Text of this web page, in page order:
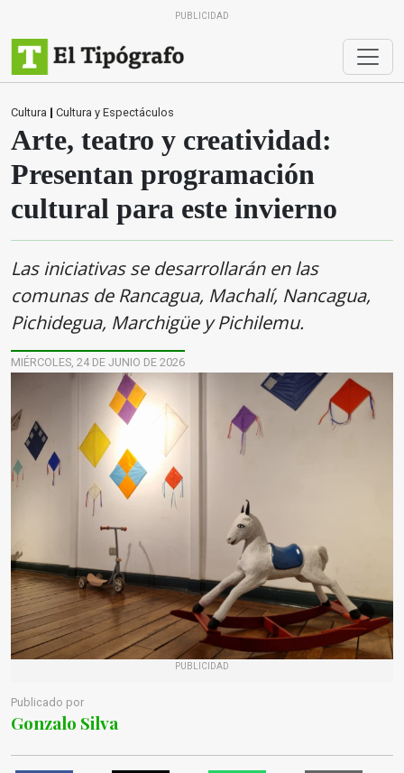
PUBLICIDAD
Cultura | Cultura y Espectáculos
Arte, teatro y creatividad:
Presentan programación
cultural para este invierno
Las iniciativas se desarrollarán en las
comunas de Rancagua, Machalí, Nancagua,
Pichidegua, Marchigüe y Pichilemu.
MIÉRCOLES, 24 DE JUNIO DE 2026
PUBLICIDAD
Publicado por
Gonzalo Silva